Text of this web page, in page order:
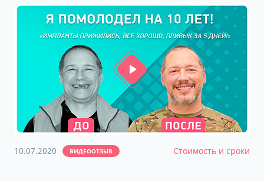
10.07.2020 ВИДЕООТЗЫВ Стоимость и сроки